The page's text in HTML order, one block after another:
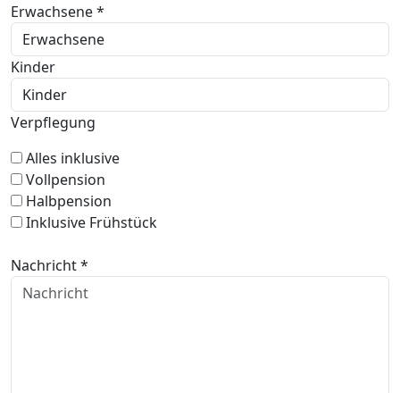
Erwachsene *
Kinder
Verpflegung
Alles inklusive
Vollpension
Halbpension
Inklusive Frühstück
Nachricht *